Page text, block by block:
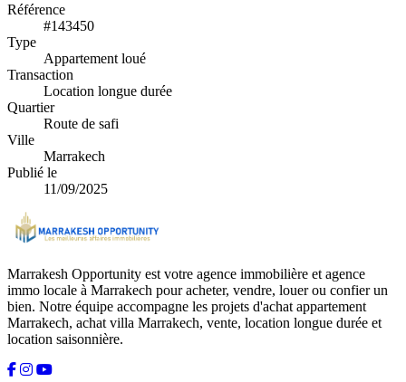
Référence
#143450
Type
Appartement loué
Transaction
Location longue durée
Quartier
Route de safi
Ville
Marrakech
Publié le
11/09/2025
Marrakesh Opportunity est votre agence immobilière et agence
immo locale à Marrakech pour acheter, vendre, louer ou confier un
bien. Notre équipe accompagne les projets d'achat appartement
Marrakech, achat villa Marrakech, vente, location longue durée et
location saisonnière.